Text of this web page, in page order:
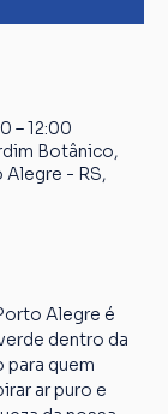
– 12:00
Botânico,
- RS,
Alegre é
dentro da
quem
ar puro e